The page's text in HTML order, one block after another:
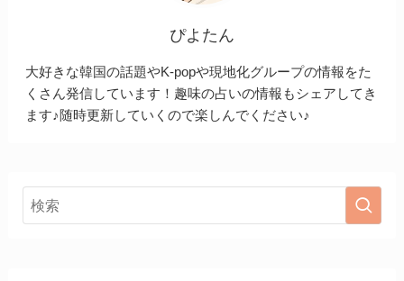
ぴよたん
大好きな韓国の話題やK-popや現地化グループの情報をた
くさん発信しています！趣味の占いの情報もシェアしてき
ます♪随時更新していくので楽しんでください♪